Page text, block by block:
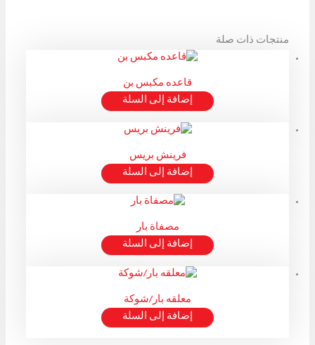
منتجات ذات صلة
قاعده مكبس بن
إضافة إلى السلة
فرينش بريس
إضافة إلى السلة
مصفاة بار
إضافة إلى السلة
معلقه بار/شوكة
إضافة إلى السلة